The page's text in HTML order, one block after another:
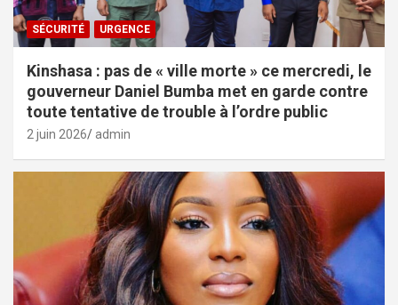
SÉCURITÉ URGENCE
Kinshasa : pas de « ville morte » ce mercredi, le
gouverneur Daniel Bumba met en garde contre
toute tentative de trouble à l’ordre public
2 juin 2026 admin